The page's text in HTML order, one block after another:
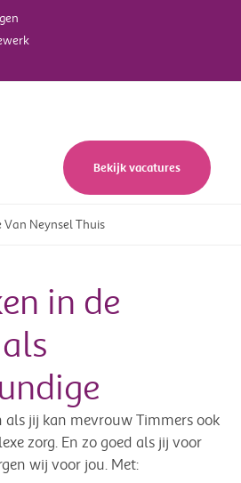
Bekijk vacatures
Neynsel Thuis
in de
als jij kan mevrouw Timmers ook
zorg. En zo goed als jij voor
wij voor jou. Met: